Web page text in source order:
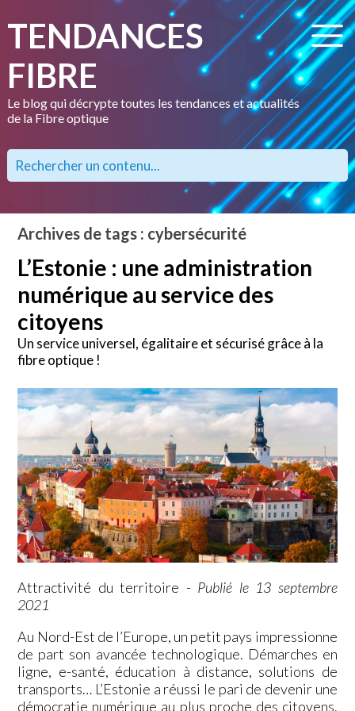
TENDANCES
FIBRE
Le blog qui décrypte toutes les tendances et actualités
de la Fibre optique
Archives de tags : cybersécurité
L’Estonie : une administration
numérique au service des
citoyens
Un service universel, égalitaire et sécurisé grâce à la
fibre optique !
Attractivité du territoire - Publié le 13 septembre
2021
Au Nord-Est de l’Europe, un petit pays impressionne
de part son avancée technologique. Démarches en
ligne, e-santé, éducation à distance, solutions de
transports… L’Estonie a réussi le pari de devenir une
démocratie numérique au plus proche des citoyens.